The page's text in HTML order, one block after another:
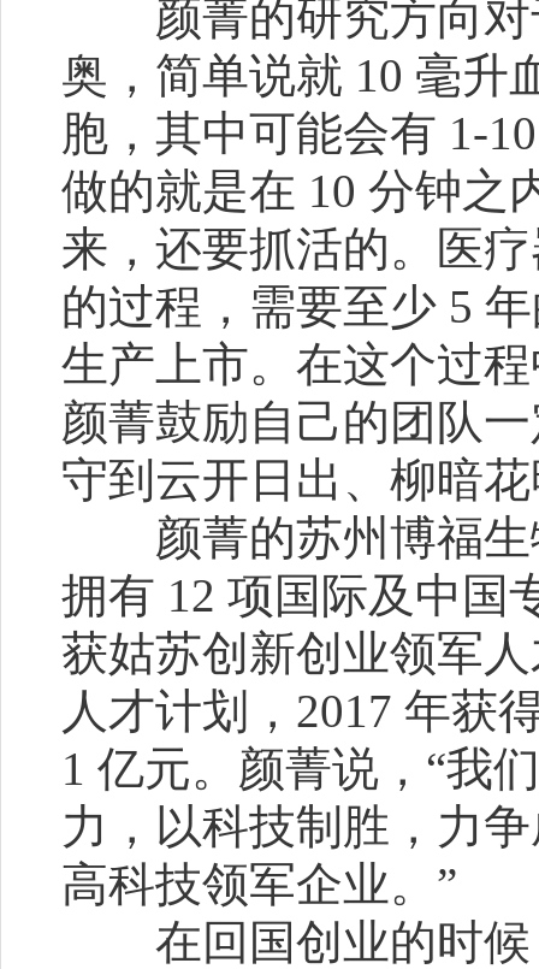
颜菁的研究方向对
奥，简单说就 10 毫升
胞，其中可能会有 1-
做的就是在 10 分钟之
来，还要抓活的。医
的过程，需要至少 5
生产上市。在这个过
颜菁鼓励自己的团队
守到云开日出、柳暗
颜菁的苏州博福生
拥有 12 项国际及中国
获姑苏创新创业领军
人才计划，2017 年获
1 亿元。颜菁说，“我
力，以科技制胜，力
高科技领军企业。”
在回国创业的时候